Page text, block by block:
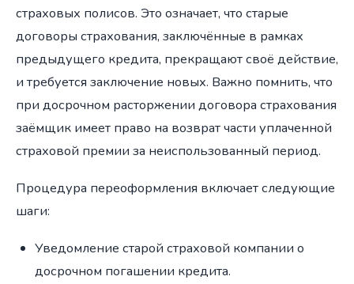
страховых полисов. Это означает, что старые
договоры страхования, заключённые в рамках
предыдущего кредита, прекращают своё действие,
и требуется заключение новых. Важно помнить, что
при досрочном расторжении договора страхования
заёмщик имеет право на возврат части уплаченной
страховой премии за неиспользованный период.
Процедура переоформления включает следующие
шаги:
Уведомление старой страховой компании о
досрочном погашении кредита.